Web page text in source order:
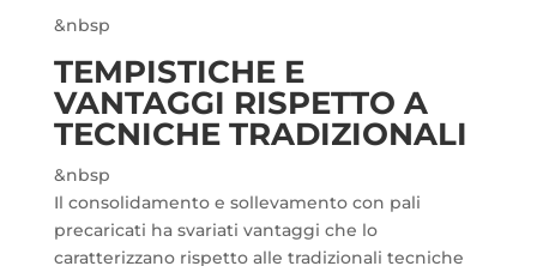
&nbsp
TEMPISTICHE E
VANTAGGI RISPETTO A
TECNICHE TRADIZIONALI
&nbsp
Il consolidamento e sollevamento con pali
precaricati ha svariati vantaggi che lo
caratterizzano rispetto alle tradizionali tecniche